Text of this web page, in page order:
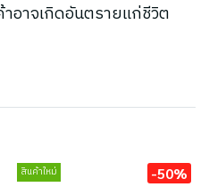
อาจเกิดอันตรายแก่ชีวิต
สินค้าใหม่ -50%